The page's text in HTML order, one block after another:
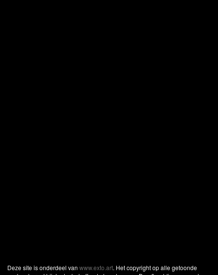
Deze site is onderdeel van www.exto.art. Het copyright op alle getoonde